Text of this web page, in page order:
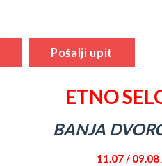
Pošalji upit
ETNO
BANJA
11.07 /